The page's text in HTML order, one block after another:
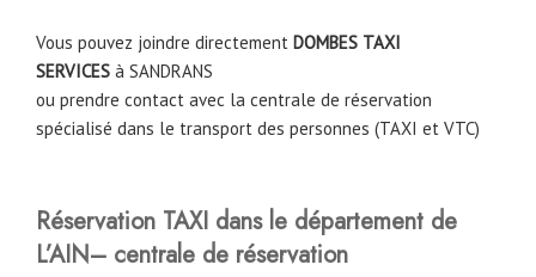
Vous pouvez joindre directement DOMBES TAXI
SERVICES à SANDRANS
ou prendre contact avec la centrale de réservation
spécialisé dans le transport des personnes (TAXI et VTC)
Réservation TAXI dans le département de
L’AIN– centrale de réservation